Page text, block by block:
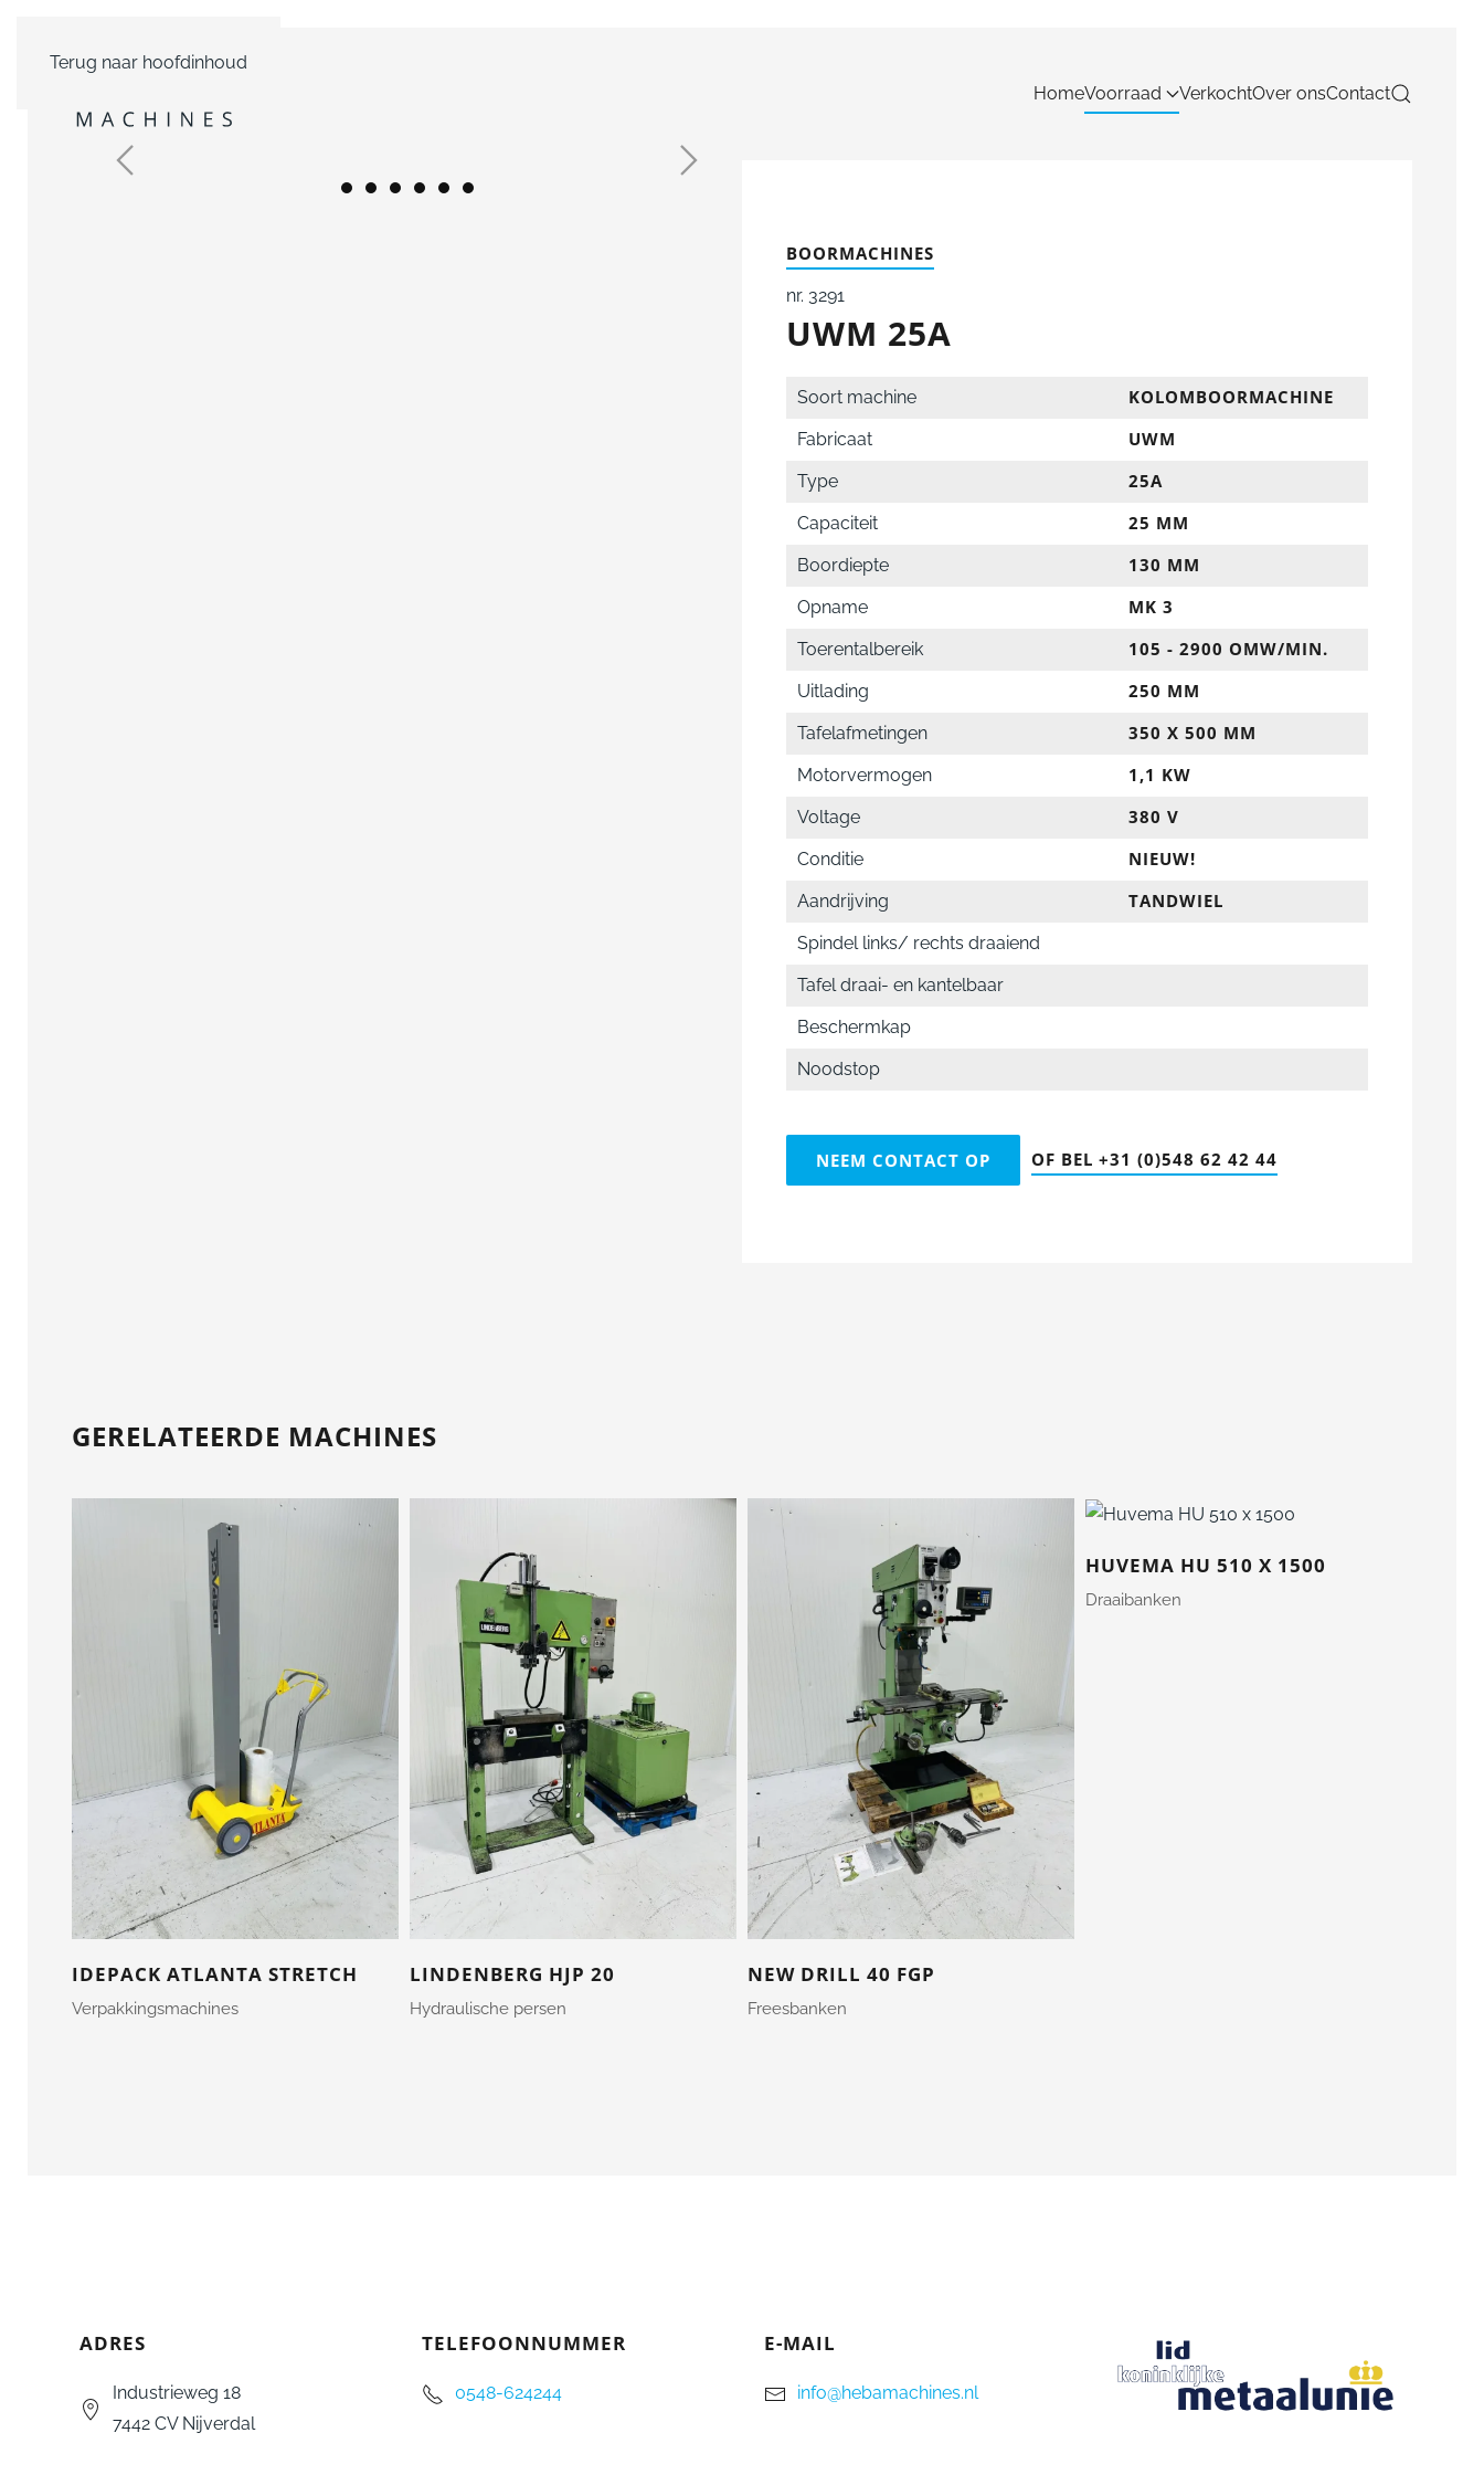
Terug naar hoofdinhoud
HomeVoorraad VerkochtOver onsContact
BOORMACHINES
nr. 3291
UWM 25A
Soort machine KOLOMBOORMACHINE
Fabricaat UWM
Type 25A
Capaciteit 25 MM
Boordiepte 130 MM
Opname MK 3
Toerentalbereik 105 - 2900 OMW/MIN.
Uitlading 250 MM
Tafelafmetingen 350 X 500 MM
Motorvermogen 1,1 KW
Voltage 380 V
Conditie NIEUW!
Aandrijving TANDWIEL
Spindel links/ rechts draaiend
Tafel draai- en kantelbaar
Beschermkap
Noodstop
NEEM CONTACT OP OF BEL +31 (0)548 62 42 44
GERELATEERDE MACHINES
IDEPACK ATLANTA STRETCH
Verpakkingsmachines
LINDENBERG HJP 20
Hydraulische persen
NEW DRILL 40 FGP
Freesbanken
HUVEMA HU 510 X 1500
Draaibanken
ADRES
Industrieweg 18
7442 CV Nijverdal
TELEFOONNUMMER
0548-624244
E-MAIL
info@hebamachines.nl